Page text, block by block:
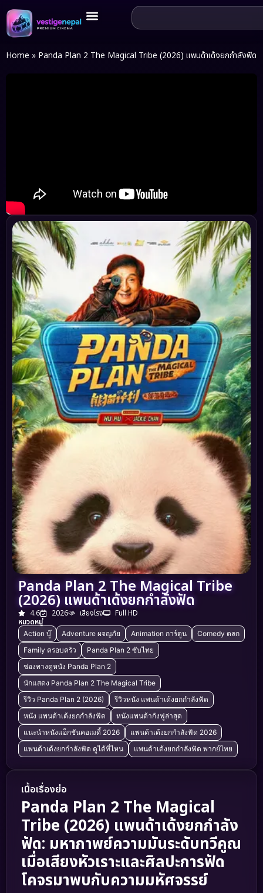
Home » Panda Plan 2 The Magical Tribe (2026) แพนด้าเด้งยกกำลังฟัด
Panda Plan 2 The Magical Tribe
(2026) แพนด้าเด้งยกกำลังฟัด
4.6 2026 เสียงโรง
Full HD
หมวดหมู่
Action บู๊ Adventure ผจญภัย Animation การ์ตูน
Comedy ตลก
Family ครอบครัว
Panda Plan 2 ซับไทย
ช่องทางดูหนัง Panda Plan 2
นักแสดง Panda Plan 2 The Magical Tribe
รีวิว Panda Plan 2 (2026)
รีวิวหนัง แพนด้าเด้งยกกำลังฟัด
หนัง แพนด้าเด้งยกกำลังฟัด
หนังแพนด้ากังฟูล่าสุด
แนะนำหนังแอ็กชันคอเมดี้ 2026
แพนด้าเด้งยกกำลังฟัด 2026
แพนด้าเด้งยกกำลังฟัด ดูได้ที่ไหน
แพนด้าเด้งยกกำลังฟัด พากย์ไทย
เนื้อเรื่องย่อ
Panda Plan 2 The Magical
Tribe (2026) แพนด้าเด้งยกกำลัง
ฟัด: มหากาพย์ความมันระดับทวีคูณ
เมื่อเสียงหัวเราะและศิลปะการฟัด
โคจรมาพบกับความมหัศจรรย์